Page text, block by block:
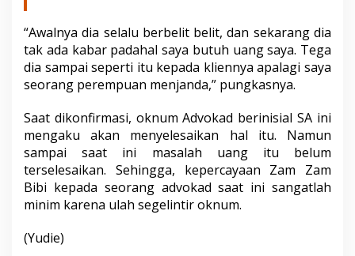
“Awalnya dia selalu berbelit belit, dan sekarang dia
tak ada kabar padahal saya butuh uang saya. Tega
dia sampai seperti itu kepada kliennya apalagi saya
seorang perempuan menjanda,” pungkasnya.
Saat dikonfirmasi, oknum Advokad berinisial SA ini
mengaku akan menyelesaikan hal itu. Namun
sampai saat ini masalah uang itu belum
terselesaikan. Sehingga, kepercayaan Zam Zam
Bibi kepada seorang advokad saat ini sangatlah
minim karena ulah segelintir oknum.
(Yudie)